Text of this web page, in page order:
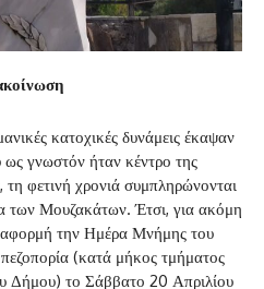
κατοχικές δυνάμεις έκαψαν
γνωστόν ήταν κέντρο της
φετινή χρονιά συμπληρώνονται
των Μουζακάτων. Έτσι, για ακόμη
την Ημέρα Μνήμης του
(κατά μήκος τμήματος
Δήμου) το Σάββατο 20 Απριλίου